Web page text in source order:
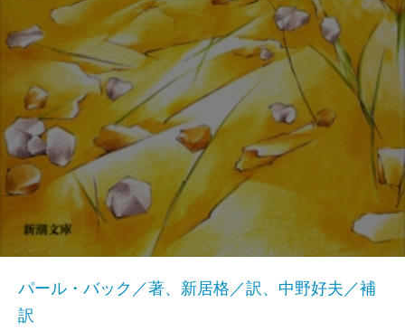
パール・バック／著、新居格／訳、中野好夫／補
訳